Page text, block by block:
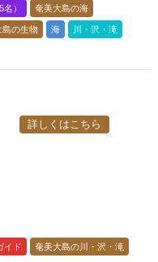
） 奄美大島の海
島の生物 海 川・沢・滝
詳しくはこちら
イド 奄美大島の川・沢・滝